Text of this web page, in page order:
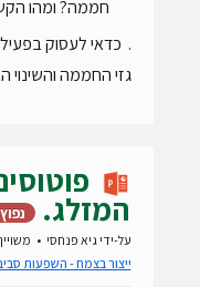
חממה? ומהו
. כדאי לעסוק
גזי החממה והשינוי
המזלג. נפוץ
על-ידי גיא פנחסי
ייצור בצמח - השפעות